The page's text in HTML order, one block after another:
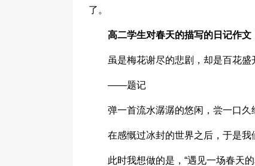
了。
高二学生对春天的描写的日记作文
虽是梅花谢尽的悲剧，却是百花盛
——题记
弹一首流水潺潺的悠闲，尝一口久
在感慨过冰封的世界之后，于是我
此时我想做的是，“遇见一场春天